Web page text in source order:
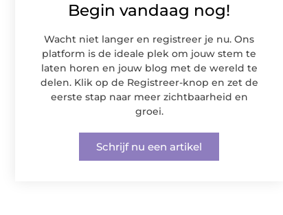
Begin vandaag nog!
Wacht niet langer en registreer je nu. Ons
platform is de ideale plek om jouw stem te
laten horen en jouw blog met de wereld te
delen. Klik op de Registreer-knop en zet de
eerste stap naar meer zichtbaarheid en
groei.
Schrijf nu een artikel